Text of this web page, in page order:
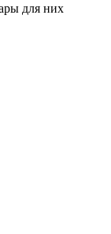
для них